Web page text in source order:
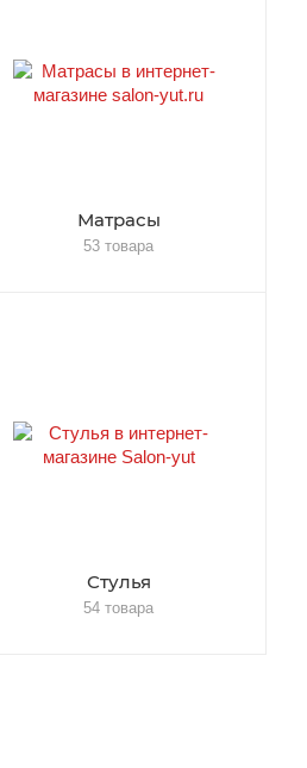
Матрасы
53 товара
Стулья
54 товара